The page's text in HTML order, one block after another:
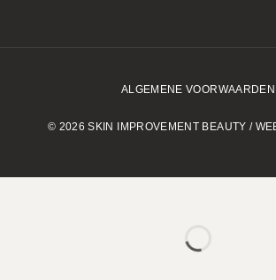
ALGEMENE VOORWAARDEN
© 2026 SKIN IMPROVEMENT BEAUTY /